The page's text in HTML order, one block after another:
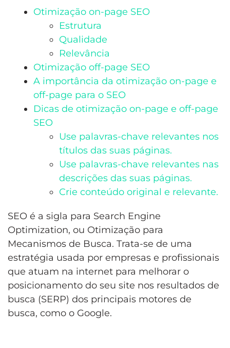
Otimização on-page SEO
Estrutura
Qualidade
Relevância
Otimização off-page SEO
A importância da otimização on-page e
off-page para o SEO
Dicas de otimização on-page e off-page
SEO
Use palavras-chave relevantes nos
títulos das suas páginas.
Use palavras-chave relevantes nas
descrições das suas páginas.
Crie conteúdo original e relevante.
SEO é a sigla para Search Engine
Optimization, ou Otimização para
Mecanismos de Busca. Trata-se de uma
estratégia usada por empresas e profissionais
que atuam na internet para melhorar o
posicionamento do seu site nos resultados de
busca (SERP) dos principais motores de
busca, como o Google.